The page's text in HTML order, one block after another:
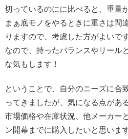
切っているのにに比べると、重量
まぁ底モノをやるときに重さは間
りますので、考慮した方がよいで
なので、持ったバランスやリール
な気もします！
ということで、自分のニーズに合
ってきましたが、気になる点があ
市場価格や在庫状況、他メーカー
ン開幕までに購入したいと思いま